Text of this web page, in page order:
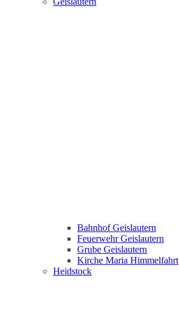
Bahnhof Geislautern
Feuerwehr Geislautern
Grube Geislautern
Kirche Maria Himmelfahrt
Heidstock